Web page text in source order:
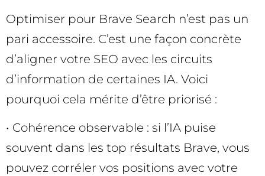
Optimiser pour Brave Search n’est pas un
pari accessoire. C’est une façon concrète
d’aligner votre SEO avec les circuits
d’information de certaines IA. Voici
pourquoi cela mérite d’être priorisé :
• Cohérence observable : si l’IA puise
souvent dans les top résultats Brave, vous
pouvez corréler vos positions avec votre